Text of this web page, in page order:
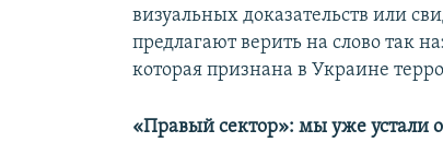
визуальных доказательств или
предлагают верить на слово так
которая признана в Украине
«Правый сектор»: мы уже устали